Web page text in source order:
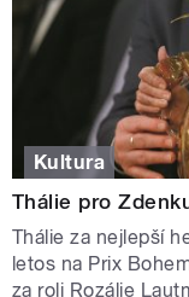
Kultura
Thálie pro
Thálie za nejlepší
letos na Prix
za roli Rozálie